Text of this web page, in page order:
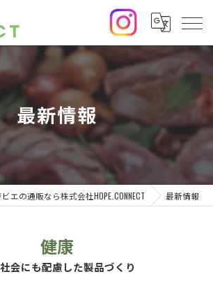
最新情報
エの通販なら株式会社HOPE₋CONNECT 最新情報
健康
会にも配慮した製品づくり